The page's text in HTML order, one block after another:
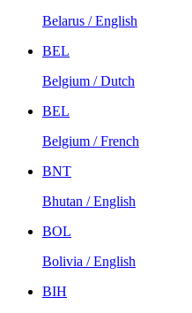
Belarus / English
BEL
Belgium / Dutch
BEL
Belgium / French
BNT
Bhutan / English
BOL
Bolivia / English
BIH